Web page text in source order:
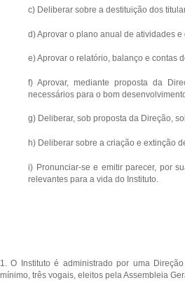
c) Deliberar sobre a destituição dos
d) Aprovar o plano anual de atividades
e) Aprovar o relatório, balanço e contas
f) Aprovar, mediante proposta da
necessários para o bom
g) Deliberar, sob proposta da Direção,
h) Deliberar sobre a criação e extinção
i) Pronunciar-se e emitir parecer, por
relevantes para a vida do Instituto.
1. O Instituto é administrado por uma
mínimo, três vogais, eleitos pela Assembleia